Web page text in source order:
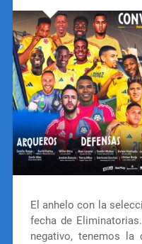
El anhelo con la
fecha de
negativo, tenemos la